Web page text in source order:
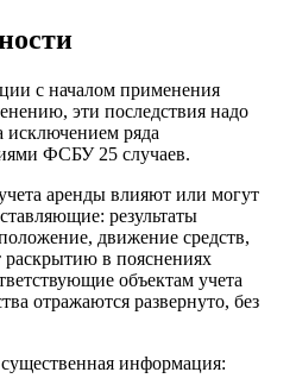
с началом применения
эти последствия надо
исключением ряда
ФСБУ 25 случаев.
аренды влияют или могут
результаты
движение средств,
раскрытию в пояснениях
объектам учета
отражаются развернуто, без
информация: